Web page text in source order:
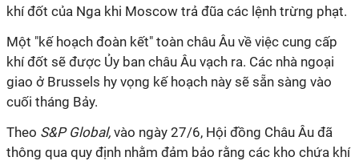
khí đốt của Nga khi Moscow trả đũa các lệnh trừng phạt.
Một "kế hoạch đoàn kết" toàn châu Âu về việc cung cấp
khí đốt sẽ được Ủy ban châu Âu vạch ra. Các nhà ngoại
giao ở Brussels hy vọng kế hoạch này sẽ sẵn sàng vào
cuối tháng Bảy.
Theo S&P Global, vào ngày 27/6, Hội đồng Châu Âu đã
thông qua quy định nhằm đảm bảo rằng các kho chứa khí